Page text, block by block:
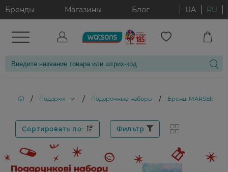
Бренды Магазины Блог UA RU
/ Подарки / Подарочные наборы / Бренд: MARSEILLAIS
Сортировать по: Фильтр